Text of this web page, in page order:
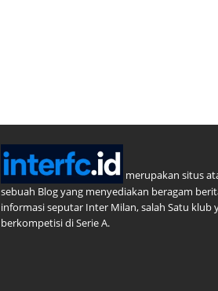
merupakan situs
sebuah Blog yang menyediakan beragam
informasi seputar Inter Milan, salah Satu klub
berkompetisi di Serie A.